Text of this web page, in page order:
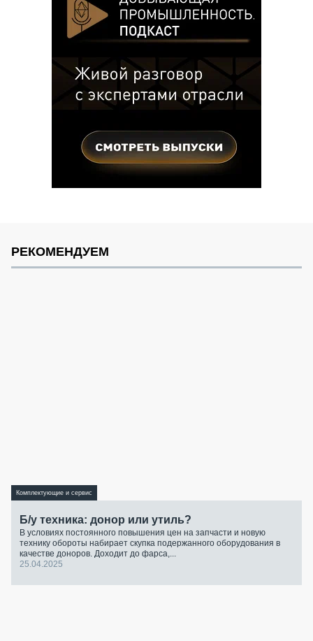
РЕКОМЕНДУЕМ
Комплектующие и сервис
Б/у техника: донор или утиль?
В условиях постоянного повышения цен на запчасти и новую
технику обороты набирает скупка подержанного оборудования в
качестве доноров. Доходит до фарса,...
25.04.2025